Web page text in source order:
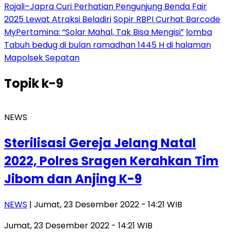
Rojali–Japra Curi Perhatian Pengunjung Benda Fair
2025 Lewat Atraksi BeladiriSopir RBPI Curhat Barcode
MyPertamina: “Solar Mahal, Tak Bisa Mengisi” lomba
Tabuh bedug di bulan ramadhan 1445 H di halaman
Mapolsek Sepatan
Topikk-9
NEWS
Sterilisasi Gereja Jelang Natal
2022, Polres Sragen Kerahkan Tim
Jibom dan Anjing K-9
NEWS | Jumat, 23 Desember 2022 - 14:21 WIB
Jumat, 23 Desember 2022 - 14:21 WIB